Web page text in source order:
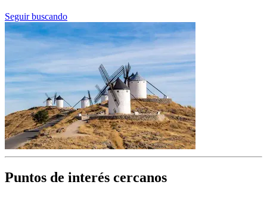
Seguir buscando
Puntos de interés cercanos